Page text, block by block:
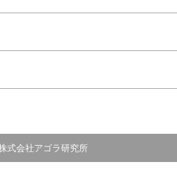
式会社アゴラ研究所